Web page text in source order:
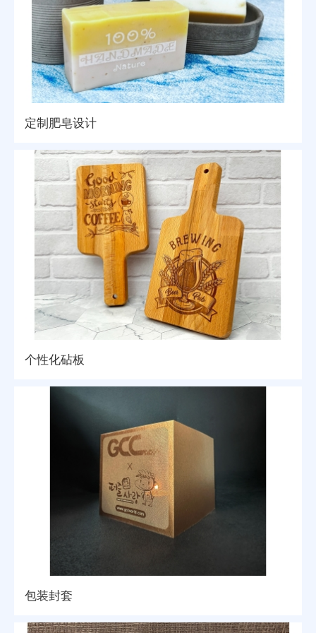
定制肥皂设计
个性化砧板
包装封套